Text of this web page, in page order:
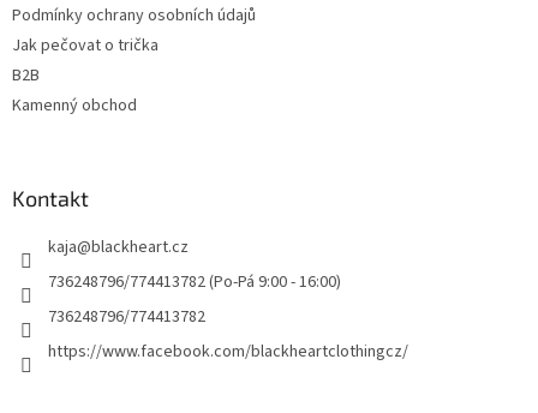
Podmínky ochrany osobních údajů
Jak pečovat o trička
B2B
Kamenný obchod
Kontakt
kaja@blackheart.cz
736248796/774413782 (Po-Pá 9:00 - 16:00)
736248796/774413782
https://www.facebook.com/blackheartclothingcz/